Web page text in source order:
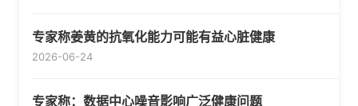
专家称姜黄的抗氧化能力可能有益心脏健康
2026-06-24
专家称：数据中心噪音影响广泛健康问题